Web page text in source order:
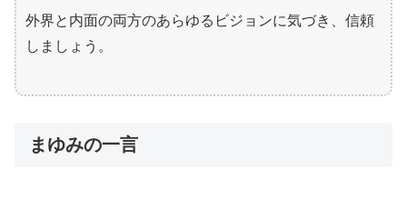
外界と内面の両方のあらゆるビジョンに気づき、信頼
しましょう。
まゆみの一言